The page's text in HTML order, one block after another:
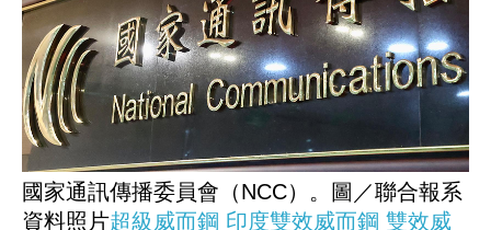
國家通訊傳播委員會（NCC）。圖／聯合報系
資料照片超級威而鋼 印度雙效威而鋼 雙效威